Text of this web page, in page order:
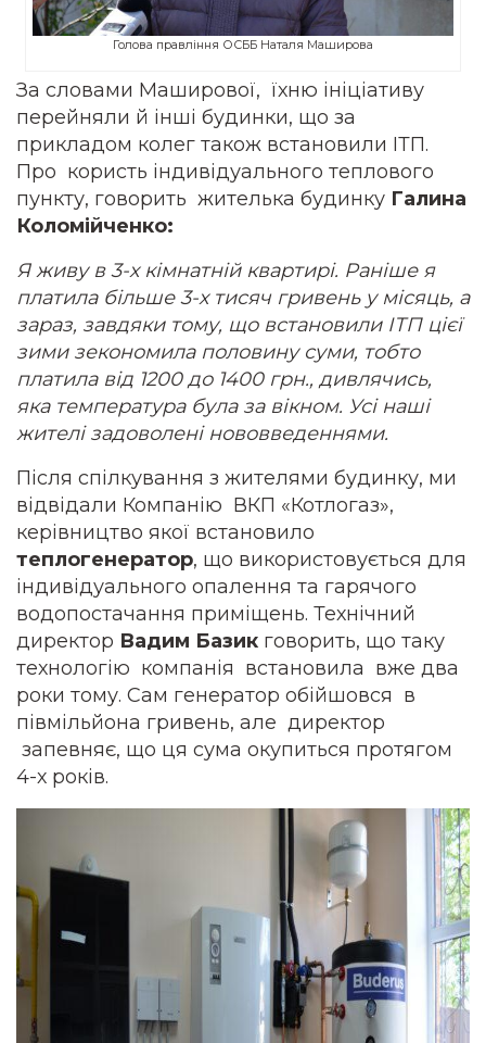
Голова правління ОСББ Наталя Маширова
За словами Маширової, їхню ініціативу
перейняли й інші будинки, що за
прикладом колег також встановили ІТП.
Про користь індивідуального теплового
пункту, говорить жителька будинку Галина
Коломійченко:
Я живу в 3-х кімнатній квартирі. Раніше я
платила більше 3-х тисяч гривень у місяць, а
зараз, завдяки тому, що встановили ІТП цієї
зими зекономила половину суми, тобто
платила від 1200 до 1400 грн., дивлячись,
яка температура була за вікном. Усі наші
жителі задоволені нововведеннями.
Після спілкування з жителями будинку, ми
відвідали Компанію ВКП «Котлогаз»,
керівництво якої встановило
теплогенератор, що використовується для
індивідуального опалення та гарячого
водопостачання приміщень. Технічний
директор Вадим Базик говорить, що таку
технологію компанія встановила вже два
роки тому. Сам генератор обійшовся в
півмільйона гривень, але директор
запевняє, що ця сума окупиться протягом
4-х років.